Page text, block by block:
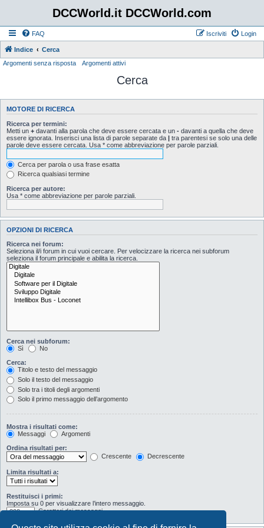
DCCWorld.it DCCWorld.com
FAQ Login
Iscriviti
Indice
Cerca
Argomenti senza risposta
Argomenti attivi
Cerca
MOTORE DI RICERCA
Ricerca per termini:
Metti un + davanti alla parola che deve essere cercata e un - davanti a quella che deve
essere ignorata. Inserisci una lista di parole separate da | tra parentesi se solo una delle
parole deve essere cercata. Usa * come abbreviazione per parole parziali.
Cerca per parola o usa frase esatta
Ricerca qualsiasi termine
Ricerca per autore:
Usa * come abbreviazione per parole parziali.
OPZIONI DI RICERCA
Ricerca nei forum:
Seleziona il/i forum in cui vuoi cercare. Per velocizzare la ricerca nei subforum
seleziona il forum principale e abilita la ricerca.
Cerca nei subforum:
Sì
No
Cerca:
Titolo e testo del messaggio
Solo il testo del messaggio
Solo tra i titoli degli argomenti
Solo il primo messaggio dell’argomento
Mostra i risultati come:
Messaggi
Argomenti
Ordina risultati per:
Crescente
Decrescente
Limita risultati a:
Restituisci i primi:
Imposta su 0 per visualizzare l’intero messaggio.
Caratteri dei messaggi